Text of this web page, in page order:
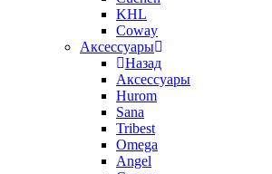
KHL
Coway
Аксессуары
Назад
Аксессуары
Hurom
Sana
Tribest
Omega
Angel